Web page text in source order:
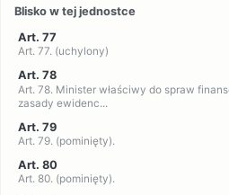
Blisko w tej jednostce
Art. 77
Art. 77. (uchylony)
Art. 78
Art. 78. Minister właściwy do spraw
zasady ewidenc...
Art. 79
Art. 79. (pominięty).
Art. 80
Art. 80. (pominięty).